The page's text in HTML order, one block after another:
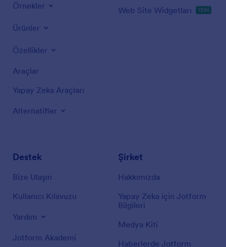
Örnekler
Ürünler
Özellikler
Araçlar
Yapay Zeka Araçları
Alternatifler
Web Site Widgetları YENİ
Destek
Bize Ulaşın
Kullanıcı Kılavuzu
Yardım
Jotform Akademi
Şirket
Hakkımızda
Yapay Zeka için Jotform
Bilgileri
Medya Kiti
Haberlerde Jotform